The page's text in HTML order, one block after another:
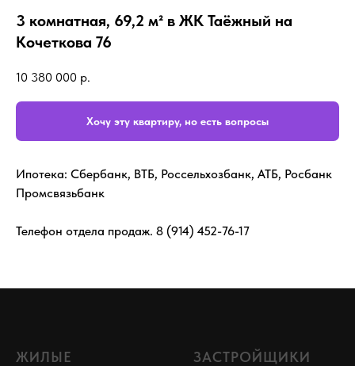
3 комнатная, 69,2 м² в ЖК Таёжный на
Кочеткова 76
10 380 000 р.
Хочу эту квартиру, но есть вопросы
Ипотека: Сбербанк, ВТБ, Россельхозбанк, АТБ, Росбанк
Промсвязьбанк
Телефон отдела продаж. 8 (914) 452-76-17
ЖИЛЫЕ
ЗАСТРОЙЩИКИ